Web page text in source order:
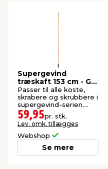
Supergevind
træskaft 153 cm - G.
Funder
Passer til alle koste,
skrabere og skrubbere i
supergevind-serien.
FSC®-mærket.
59,95pr. stk.
Lev. omk. tillægges
Webshop
Se mere